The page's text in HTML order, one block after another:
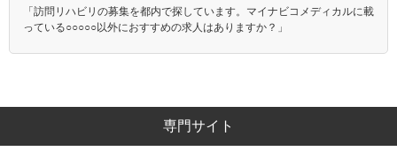
「訪問リハビリの募集を都内で探しています。マイナビコメディカルに載
っている○○○○○以外におすすめの求人はありますか？」
専門サイト